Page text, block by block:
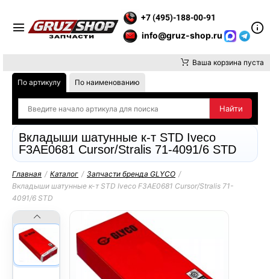
+7 (495)-188-00-91
info@gruz-shop.ru
Ваша корзина пуста
По артикулу По наименованию
Вкладыши шатунные к-т STD Iveco
F3AE0681 Cursor/Stralis 71-4091/6 STD
Главная / Каталог / Запчасти бренда GLYCO /
Вкладыши шатунные к-т STD Iveco F3AE0681 Cursor/Stralis 71-
4091/6 STD